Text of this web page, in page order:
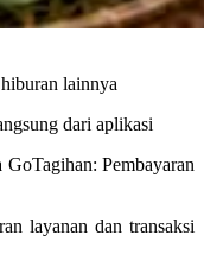
lainnya
dari aplikasi
GoTagihan: Pembayaran
layanan dan transaksi